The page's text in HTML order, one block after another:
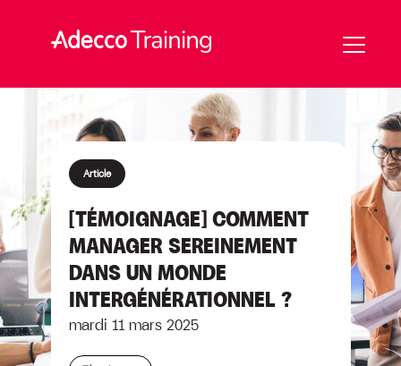
Article
[TÉMOIGNAGE] COMMENT
MANAGER SEREINEMENT
DANS UN MONDE
INTERGÉNÉRATIONNEL ?
mardi 11 mars 2025